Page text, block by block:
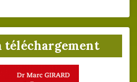
téléchargement